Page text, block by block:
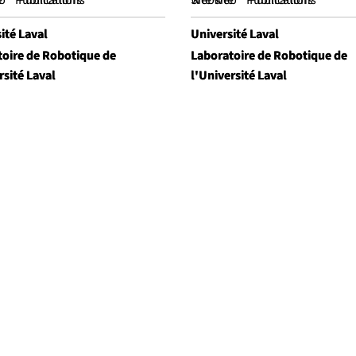
Laval
de Robotique de
Laval
Université Laval
Laboratoire de Robotique de
l'Université Laval
Laval
de Robotique de
Laval
Université Laval
Laboratoire de Robotique de
l'Université Laval